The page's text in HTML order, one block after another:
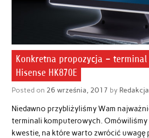
Konkretna propozycja –
Hisense HK870E
Posted on 26 września, 2017 by Redakcja
Niedawno przybliżyliśmy Wam
terminali komputerowych. Omówiliśmy
kwestie, na które warto zwrócić uwagę